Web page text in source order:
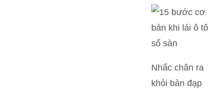
Nhấc chân ra
khỏi bàn đạp